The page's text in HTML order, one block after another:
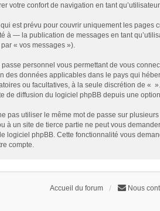
votre confort de navigation en tant
est prévu pour couvrir uniquement les pages
— la publication de messages en tant
« vos messages »).
personnel vous permettant de vous
données applicables dans le pays qui
ou facultatives, à la seule discrétion de «
diffusion du logiciel phpBB depuis une
utiliser le même mot de passe sur
un site de tierce partie ne peut vous
phpBB. Cette fonctionnalité vous
compte.
Accueil du forum Nous